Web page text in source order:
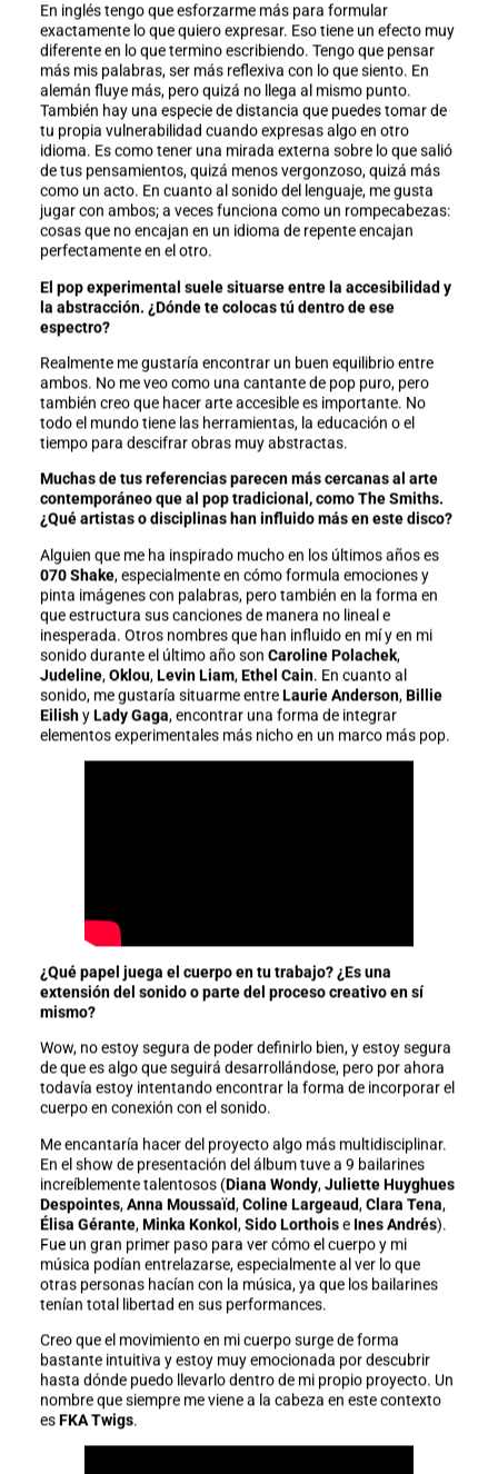
En inglés tengo que esforzarme más para formular
exactamente lo que quiero expresar. Eso tiene un efecto muy
diferente en lo que termino escribiendo. Tengo que pensar
más mis palabras, ser más reflexiva con lo que siento. En
alemán fluye más, pero quizá no llega al mismo punto.
También hay una especie de distancia que puedes tomar de
tu propia vulnerabilidad cuando expresas algo en otro
idioma. Es como tener una mirada externa sobre lo que salió
de tus pensamientos, quizá menos vergonzoso, quizá más
como un acto. En cuanto al sonido del lenguaje, me gusta
jugar con ambos; a veces funciona como un rompecabezas:
cosas que no encajan en un idioma de repente encajan
perfectamente en el otro.
El pop experimental suele situarse entre la accesibilidad y
la abstracción. ¿Dónde te colocas tú dentro de ese
espectro?
Realmente me gustaría encontrar un buen equilibrio entre
ambos. No me veo como una cantante de pop puro, pero
también creo que hacer arte accesible es importante. No
todo el mundo tiene las herramientas, la educación o el
tiempo para descifrar obras muy abstractas.
Muchas de tus referencias parecen más cercanas al arte
contemporáneo que al pop tradicional, como The Smiths.
¿Qué artistas o disciplinas han influido más en este disco?
Alguien que me ha inspirado mucho en los últimos años es
070 Shake, especialmente en cómo formula emociones y
pinta imágenes con palabras, pero también en la forma en
que estructura sus canciones de manera no lineal e
inesperada. Otros nombres que han influido en mí y en mi
sonido durante el último año son Caroline Polachek,
Judeline, Oklou, Levin Liam, Ethel Cain. En cuanto al
sonido, me gustaría situarme entreLaurie Anderson, Billie
EilishyLady Gaga, encontrar una forma de integrar
elementos experimentales más nicho en un marco más pop.
¿Qué papel juega el cuerpo en tu trabajo? ¿Es una
extensión del sonido o parte del proceso creativo en sí
mismo?
Wow, no estoy segura de poder definirlo bien, y estoy segura
de que es algo que seguirá desarrollándose, pero por ahora
todavía estoy intentando encontrar la forma de incorporar el
cuerpo en conexión con el sonido.
Me encantaría hacer del proyecto algo más multidisciplinar.
En el show de presentación del álbum tuve a 9 bailarines
increíblemente talentosos (Diana Wondy, Juliette Huyghues
Despointes, Anna Moussaïd, Coline Largeaud, Clara Tena,
Élisa Gérante, Minka Konkol, Sido Lorthoise Ines Andrés).
Fue un gran primer paso para ver cómo el cuerpo y mi
música podían entrelazarse, especialmente al ver lo que
otras personas hacían con la música, ya que los bailarines
tenían total libertad en sus performances.
Creo que el movimiento en mi cuerpo surge de forma
bastante intuitiva y estoy muy emocionada por descubrir
hasta dónde puedo llevarlo dentro de mi propio proyecto. Un
nombre que siempre me viene a la cabeza en este contexto
esFKA Twigs.